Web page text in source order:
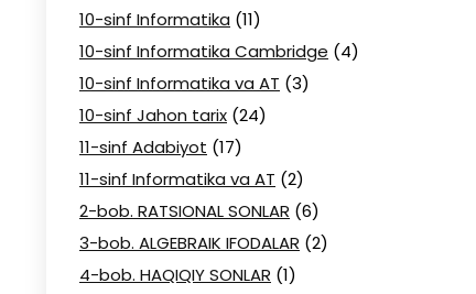
10-sinf Informatika (11)
10-sinf Informatika Cambridge (4)
10-sinf Informatika va AT (3)
10-sinf Jahon tarix (24)
11-sinf Adabiyot (17)
11-sinf Informatika va AT (2)
2-bob. RATSIONAL SONLAR (6)
3-bob. ALGEBRAIK IFODALAR (2)
4-bob. HAQIQIY SONLAR (1)